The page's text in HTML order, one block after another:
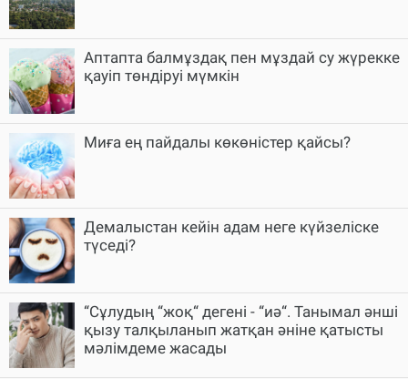
Аптапта балмұздақ пен мұздай су жүрекке
қауіп төндіруі мүмкін
Миға ең пайдалы көкөністер қайсы?
Демалыстан кейін адам неге күйзеліске
түседі?
“Сұлудың “жоқ“ дегені - “иә“. Танымал әнші
қызу талқыланып жатқан әніне қатысты
мәлімдеме жасады